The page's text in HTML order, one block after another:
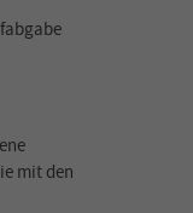
mit den